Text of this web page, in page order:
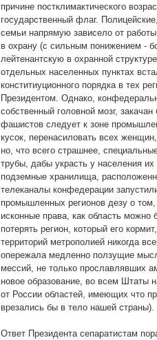
причине постклимактического
государственный флаг.
семьи напрямую зависело от
в охрану (с сильным понижением -
лейтенантскую в охранной
отдельных населенных пунктах
конститиуционного порядка в тех
Президентом. Однако,
собственный головной мозг,
фашистов следует к зоне
кусок, перенасиловать всех
но, что всего страшнее,
трубы, дабы украсть у населения
подземные хранилища,
телеканалы конфедерации
промышленных регионов дезу о том,
исконные права, как область можно
потерять регион, который его
территорий метрополией никогда
опережала медленно ползущие
мессий, не только прославлявших
новое образование, во всем Штаты
от России областей, имеющих что
врезались бы в тело нашей страны).
Ответ Президента сепаратистам